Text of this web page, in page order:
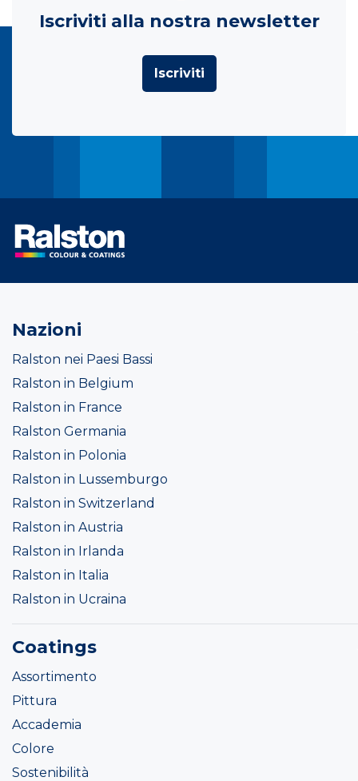
Iscriviti alla nostra newsletter
Iscriviti
Nazioni
Ralston nei Paesi Bassi
Ralston in Belgium
Ralston in France
Ralston Germania
Ralston in Polonia
Ralston in Lussemburgo
Ralston in Switzerland
Ralston in Austria
Ralston in Irlanda
Ralston in Italia
Ralston in Ucraina
Coatings
Assortimento
Pittura
Accademia
Colore
Sostenibilità